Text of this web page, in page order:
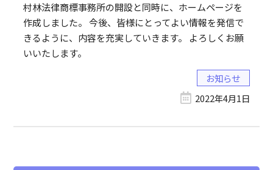
村林法律商標事務所の開設と同時に、ホームページを
作成しました。 今後、皆様にとってよい情報を発信で
きるように、内容を充実していきます。 よろしくお願
いいたします。
お知らせ
2022年4月1日